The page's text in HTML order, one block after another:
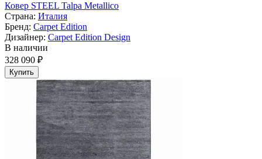
Ковер STEEL Talpa Metallico
Страна: Италия
Бренд: Carpet Edition
Дизайнер: Carpet Edition Design
В наличии
328 090 ₽
Купить